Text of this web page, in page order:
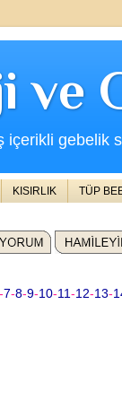
ve
içerikli gebelik
KISIRLIK TÜP
-7-8-9-10-11-12-13-